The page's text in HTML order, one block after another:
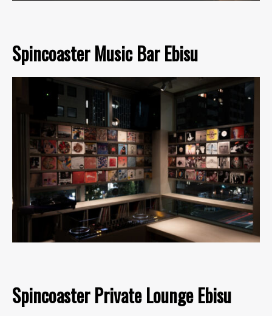
Spincoaster Music Bar Ebisu
Spincoaster Private Lounge Ebisu